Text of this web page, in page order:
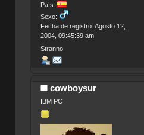
País:
Sexo:
Fecha de registro: Agosto 12,
2004, 09:45:39 am
Stranno
cowboysur
IBM PC